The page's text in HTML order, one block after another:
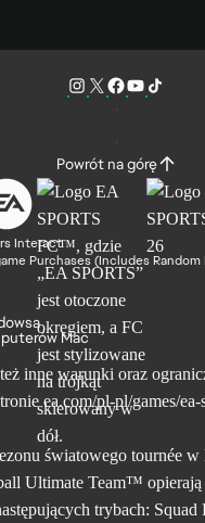
Powrót na górę
Interact
Purchases (Includes
Mac
inne warunki oraz
ea.com/pl-pl/games/
światowego tournée w
Ultimate Team™ opierają
trybach: Squad